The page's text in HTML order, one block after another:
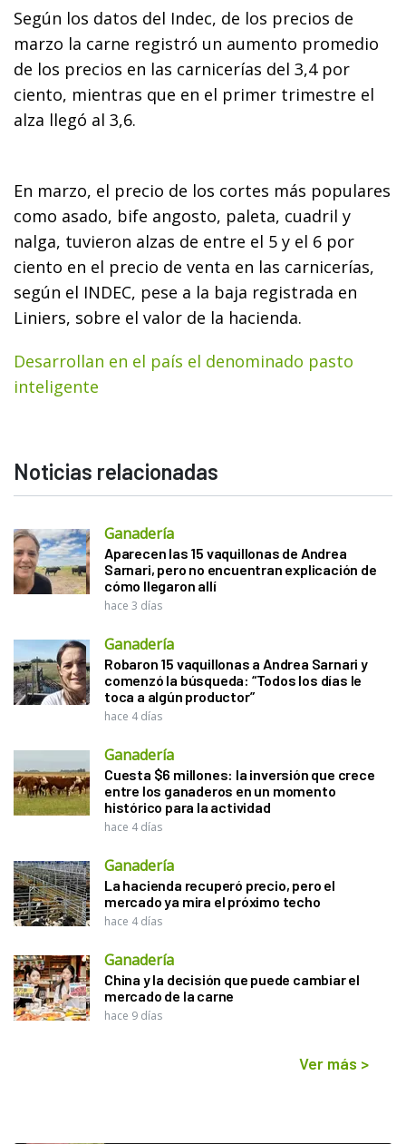
Según los datos del Indec, de los precios de
marzo la carne registró un aumento promedio
de los precios en las carnicerías del 3,4 por
ciento, mientras que en el primer trimestre el
alza llegó al 3,6.
En marzo, el precio de los cortes más populares
como asado, bife angosto, paleta, cuadril y
nalga, tuvieron alzas de entre el 5 y el 6 por
ciento en el precio de venta en las carnicerías,
según el INDEC, pese a la baja registrada en
Liniers, sobre el valor de la hacienda.
Desarrollan en el país el denominado pasto
inteligente
Noticias relacionadas
Ganadería
Aparecen las 15 vaquillonas de Andrea
Sarnari, pero no encuentran explicación de
cómo llegaron allí
hace 3 días
Ganadería
Robaron 15 vaquillonas a Andrea Sarnari y
comenzó la búsqueda: “Todos los días le
toca a algún productor”
hace 4 días
Ganadería
Cuesta $6 millones: la inversión que crece
entre los ganaderos en un momento
histórico para la actividad
hace 4 días
Ganadería
La hacienda recuperó precio, pero el
mercado ya mira el próximo techo
hace 4 días
Ganadería
China y la decisión que puede cambiar el
mercado de la carne
hace 9 días
Ver más >